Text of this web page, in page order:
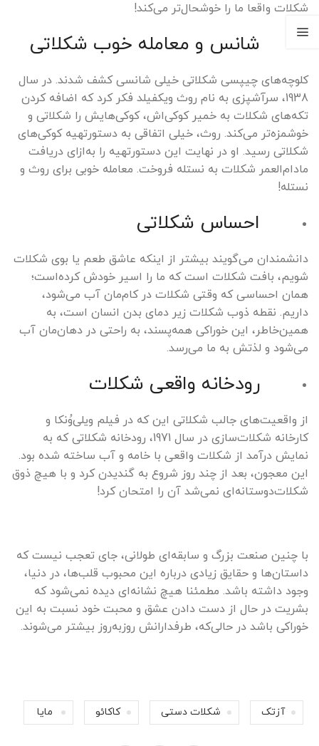
شکلات واقعا ما را خوشحال‌تر می‌کند!
شانس و معامله خوب شکلاتی
کلوچه‌های چیپسی شکلاتی خیلی شانسی کشف شدند. در سال
1938، سرآشپزی به نام روث ویکفیلد فکر کرد که اضافه کردن
تکه‌های شکلات به خمیر کوکی‌اش، کوکی‌هایش را شکلاتی و
خوشمزه‌تر می‌کند. روث، خیلی اتفاقی به دستورتهیه کوکی‌های
شکلاتی رسید. او در نهایت این دستورتهیه را به‌ازای دریافت
مادام‌العمر شکلات به نستله فروخت. معامله خوبی برای روث و
نستله!
احساس شکلاتی
دانشمندان می‌گویند بیشتر از اینکه عاشق طعم یا بوی شکلات
شویم، بافت شکلات است که ما را اسیر خودش کرده‌است؛
همان احساسی که وقتی شکلات در کام‌مان آب می‌شود،
داریم. نقطه ذوب شکلات زیر دمای بدن انسان است، به
همین‌خاطر، این خوراکی همه‌پسند، به راحتی در دهان‌مان آب
می‌شود و لذتش به ما می‌رسد.
رودخانه واقعی شکلات
از واقعیت‌های جالب شکلاتی این که در فیلم ویلی‌وُنکا و
کارخانه شکلات‌سازی در سال 1971، رودخانه شکلاتی که به
نمایش درآمد از شکلات واقعی با خامه و آب ساخته شده بود.
این معجون، بعد از چند روز شروع به گندیدن کرد و با هیچ ذوق
شکلات‌دوستانه‌ای نمی‌شد آن را امتحان کرد!
با چنین صنعت بزرگ و سابقه‌ای طولانی، جای تعجب نیست که
داستان‌ها و حقایق زیادی درباره این محبوب قلب‌ها، در دنیا،
وجود داشته باشد. مطمئنا هیچ نشانه‌ای دیده نمی‌شود که
بشریت در حال از دست دادن عشق و محبت خود نسبت به این
خوراکی باشد در حالی‌که، طرفدارانش روزبه‌روز بیشتر می‌شوند.
آزتک شکلات دستی کاکائو مایا